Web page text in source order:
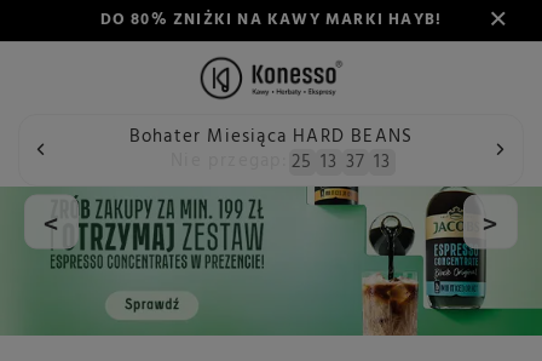
DO 80% ZNIŻKI NA KAWY MARKI HAYB!
Bohater Miesiąca HARD BEANS
25 13 37 13
< >